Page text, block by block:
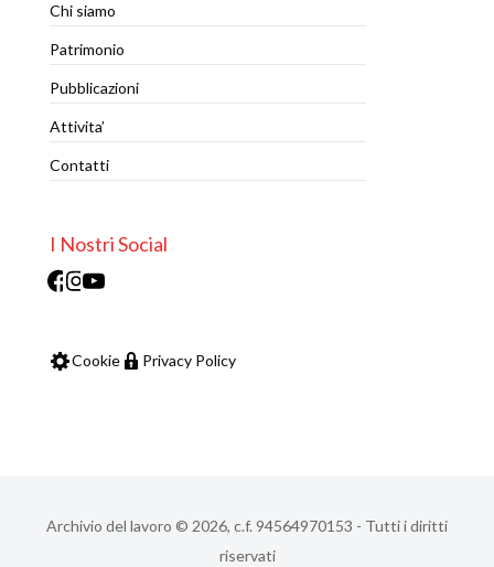
Chi siamo
Patrimonio
Pubblicazioni
Attivita’
Contatti
I Nostri Social
Facebook
Instagram
Cookie Privacy Policy
Archivio del lavoro © 2026, c.f. 94564970153 - Tutti i diritti
riservati